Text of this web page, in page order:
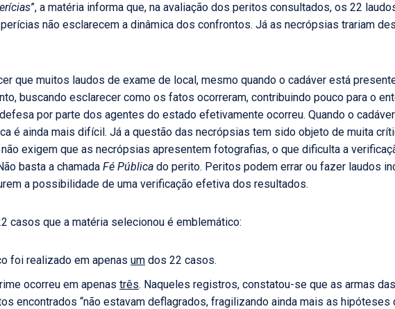
”, a matéria informa que, na avaliação dos peritos consultados, os 22
perícias não esclarecem a dinâmica dos confrontos. Já as necrópsias trariam
que muitos laudos de exame de local, mesmo quando o cadáver está
buscando esclarecer como os fatos ocorreram, contribuindo pouco para o
por parte dos agentes do estado efetivamente ocorreu. Quando o
é ainda mais difícil. Já a questão das necrópsias tem sido objeto de muita
exigem que as necrópsias apresentem fotografias, o que dificulta a
basta a chamada Fé Pública do perito. Peritos podem errar ou fazer laudos
a possibilidade de uma verificação efetiva dos resultados.
casos que a matéria selecionou é emblemático:
foi realizado em apenas um dos 22 casos.
ocorreu em apenas três. Naqueles registros, constatou-se que as armas
encontrados “não estavam deflagrados, fragilizando ainda mais as hipóteses